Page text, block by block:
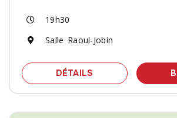
19h30
Salle Raoul-Jobin
DÉTAILS SPECTACLE